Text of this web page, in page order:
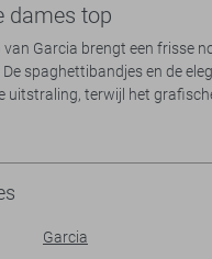
dames top
van Garcia brengt een frisse
spaghettibandjes en de
uitstraling, terwijl het
speelse touch toevoegt. Met
gerecycled polyester,
ook draagcomfort.
van deze Garcia top maakt
Garcia